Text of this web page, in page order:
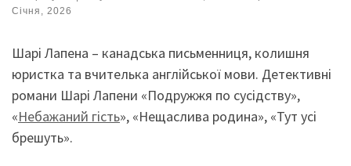
Січня, 2026
Шарі Лапена – канадська письменниця, колишня
юристка та вчителька англійської мови. Детективні
романи Шарі Лапени «Подружжя по сусідству»,
«Небажаний гість», «Нещаслива родина», «Тут усі
брешуть».